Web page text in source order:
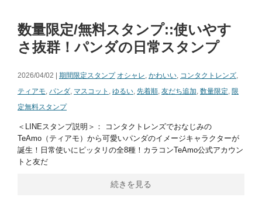
数量限定/無料スタンプ::使いやす
さ抜群！パンダの日常スタンプ
2026/04/02 | 期間限定スタンプ オシャレ, かわいい, コンタクトレンズ,
ティアモ, パンダ, マスコット , ゆるい, 先着順, 友だち追加, 数量限定, 限
定無料スタンプ
＜LINEスタンプ説明＞： コンタクトレンズでおなじみの
TeAmo（ティアモ）から可愛いパンダのイメージキャラクターが
誕生！日常使いにピッタリの全8種！カラコンTeAmo公式アカウン
トと友だ
続きを見る